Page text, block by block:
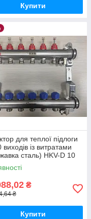
Купити
для теплої підлоги
виходів із витратами
сталь) HKV-D 10
₴
₴
Купити